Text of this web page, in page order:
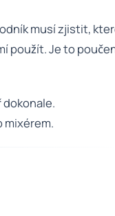
musí zjistit,
použít. Je to
mixérem.